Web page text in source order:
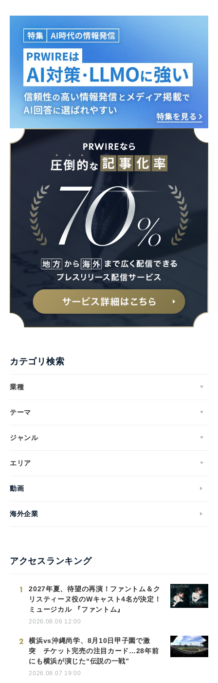
カテゴリ検索
業種
テーマ
ジャンル
エリア
動画
海外企業
アクセスランキング
1
2027年夏、待望の再演！ファントム＆ク
リスティーヌ役のWキャスト4名が決定！
ミュージカル 『ファントム』
2026.08.06 12:00
2
横浜vs沖縄尚学、8月10日甲子園で激
突 チケット完売の注目カード…28年前
にも横浜が演じた“伝説の一戦”
2026.08.07 19:00